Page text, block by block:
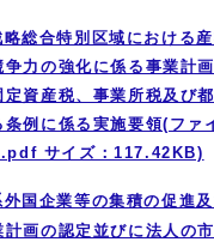
総合特別区域における
力の強化に係る事業計
資産税、事業所税及び
例に係る実施要領(ファ
サイズ：117.42KB)
国企業等の集積の促進
画の認定並びに法人の